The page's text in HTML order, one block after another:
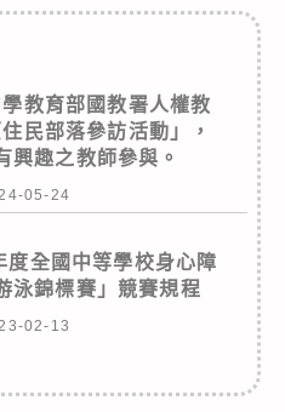
教育部國教署人權教
民部落參訪活動」，
興趣之教師參與。
05-24
度全國中等學校身心障
泳錦標賽」競賽規程
02-13